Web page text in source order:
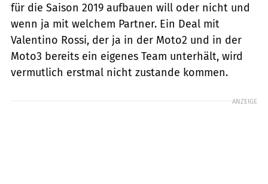
für die Saison 2019 aufbauen will oder nicht und
wenn ja mit welchem Partner. Ein Deal mit
Valentino Rossi, der ja in der Moto2 und in der
Moto3 bereits ein eigenes Team unterhält, wird
vermutlich erstmal nicht zustande kommen.
ANZEIGE